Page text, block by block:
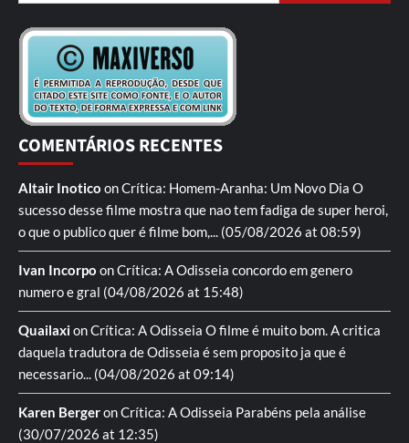
COMENTÁRIOS RECENTES
Altair Inotico onCrítica: Homem-Aranha: Um Novo Dia O
sucesso desse filme mostra que nao tem fadiga de super heroi,
o que o publico quer é filme bom,... (05/08/2026 at 08:59)
Ivan Incorpo onCrítica: A Odisseia concordo em genero
numero e gral (04/08/2026 at 15:48)
QuailaxionCrítica: A Odisseia O filme é muito bom. A critica
daquela tradutora de Odisseia é sem proposito ja que é
necessario... (04/08/2026 at 09:14)
Karen BergeronCrítica: A Odisseia Parabéns pela análise
(30/07/2026 at 12:35)